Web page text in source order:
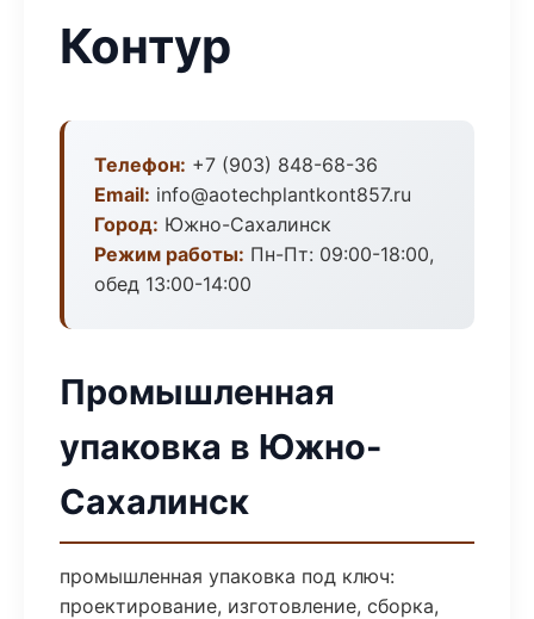
Контур
Телефон: +7 (903) 848-68-36
Email: info@aotechplantkont857.ru
Город: Южно-Сахалинск
Режим работы: Пн-Пт: 09:00-18:00,
обед 13:00-14:00
Промышленная
упаковка в Южно-
Сахалинск
промышленная упаковка под ключ:
проектирование, изготовление, сборка,